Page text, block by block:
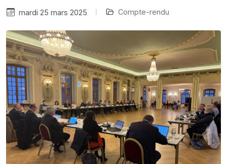
mardi 25 mars 2025 Compte-rendu